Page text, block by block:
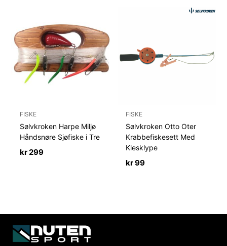
FISKE
Sølvkroken Harpe Miljø
Håndsnøre Sjøfiske i Tre
kr299
FISKE
Sølvkroken Otto Oter
Krabbefiskesett Med
Klesklype
kr99